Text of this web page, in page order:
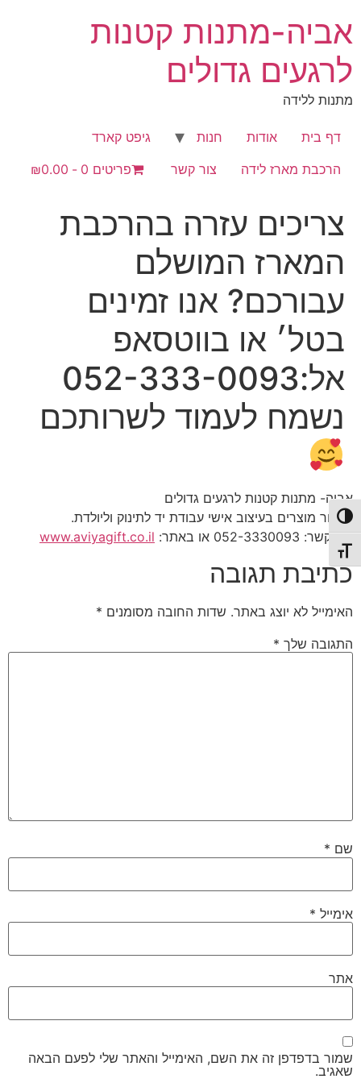
הפעל/כבה ניגודיות גבוהה
מתג גודל גופן
לתוכן
אביה-מתנות קטנות
לרגעים גדולים
מתנות ללידה
דף בית אודות חנות
גיפט קארד
הרכבת מארז לידה
צור קשר פריטים 0 ₪0.00
צריכים עזרה בהרכבת
המארז המושלם
עבורכם? אנו זמינים
בטל׳ או בווטסאפ
אל:052-333-0093
נשמח לעמוד לשרותכם
אביה- מתנות קטנות לרגעים גדולים
מבחר מוצרים בעיצוב אישי עבודת יד לתינוק וליולדת.
צרו קשר: 052-3330093 או באתר:
www.aviyagift.co.il
כתיבת תגובה
האימייל לא יוצג באתר. שדות החובה מסומנים *
התגובה שלך *
שם *
אימייל *
אתר
שמור בדפדפן זה את השם, האימייל והאתר שלי לפעם הבאה
שאגיב.